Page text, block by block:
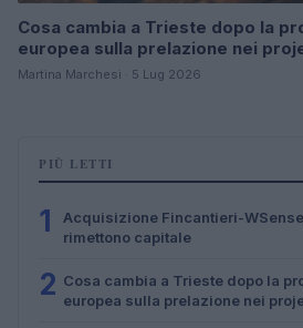
Cosa cambia a Trieste dopo la
europea sulla prelazione nei
Martina Marchesi · 5 Lug 2026
PIÙ LETTI
1
Acquisizione Fincantieri-
rimettono capitale
2 Cosa cambia a Trieste dopo la
europea sulla prelazione nei